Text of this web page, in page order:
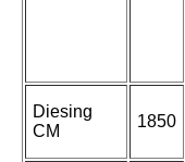
Diesing
CM
1850